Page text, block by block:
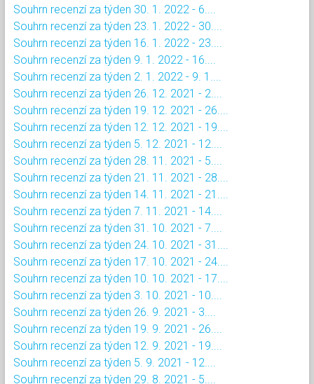
Souhrn recenzí za týden 30. 1. 2022 - 6....
Souhrn recenzí za týden 23. 1. 2022 - 30....
Souhrn recenzí za týden 16. 1. 2022 - 23....
Souhrn recenzí za týden 9. 1. 2022 - 16....
Souhrn recenzí za týden 2. 1. 2022 - 9. 1....
Souhrn recenzí za týden 26. 12. 2021 - 2....
Souhrn recenzí za týden 19. 12. 2021 - 26....
Souhrn recenzí za týden 12. 12. 2021 - 19....
Souhrn recenzí za týden 5. 12. 2021 - 12....
Souhrn recenzí za týden 28. 11. 2021 - 5....
Souhrn recenzí za týden 21. 11. 2021 - 28....
Souhrn recenzí za týden 14. 11. 2021 - 21....
Souhrn recenzí za týden 7. 11. 2021 - 14....
Souhrn recenzí za týden 31. 10. 2021 - 7....
Souhrn recenzí za týden 24. 10. 2021 - 31....
Souhrn recenzí za týden 17. 10. 2021 - 24....
Souhrn recenzí za týden 10. 10. 2021 - 17....
Souhrn recenzí za týden 3. 10. 2021 - 10....
Souhrn recenzí za týden 26. 9. 2021 - 3....
Souhrn recenzí za týden 19. 9. 2021 - 26....
Souhrn recenzí za týden 12. 9. 2021 - 19....
Souhrn recenzí za týden 5. 9. 2021 - 12....
Souhrn recenzí za týden 29. 8. 2021 - 5....